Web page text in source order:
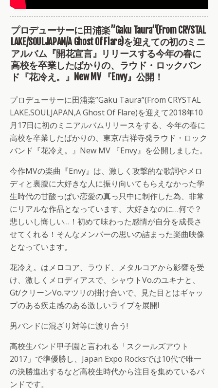
プロデューサーに田浦楽”Gaku Taura”(From CRYSTAL
LAKE/SOULJAPAN/A Ghost Of Flare)を迎えての初のミニ
アルバム『開花宣言』リリースする今年の春に
高校を卒業したばかりの、ラウド・ロックバン
ド『花冷え。』New MV 『Envy』公開！
プロデューサーに田浦楽”Gaku Taura”(From CRYSTAL
LAKE,SOULJAPAN,A Ghost Of Flare)を迎えて2018年10
月17日に初のミニアルバムリリースをする、今年の春に
高校を卒業したばかりの、東京/吉祥寺発ラウド・ロック
バンド『花冷え。』New MV 『Envy』を公開しました。
今作MVの楽曲『Envy』は、激しく攻撃的な歌詞やメロ
ディと裏腹に大好きな人に振り向いてもらえなかった学
生時代の甘酸っぱい恋愛の真っ只中に制作した為、非常
にリアルな作品となっています。大好きなのに…何で？
悲しいし悔しい…！初めて味わった感情が自分を成長さ
せてくれる！そんなメンバーの思いの詰まった楽曲映像
となっています。
花冷え。はメロコア、ラウド、メタルコアから影響を受
け、激しくメロディアスで、シャウトVo.のユキナと、
Gt/クリーンVo.マツリの掛け合いで、見た目とはギャッ
プのある疾走感のある激しいライブを展開!
男バンドに混ざり対等に渡り合う!
高校生バンド甲子園と言われる「スクールズアウト
2017」で準優勝し、Japan Expo Rocksでは10代で唯一
の決勝進出するなど高校生時代から注目を集めているバ
ンドです。